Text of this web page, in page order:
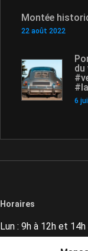
Montée
22 août 2022
du
6
Horaires
Lun : 9h à 12h et